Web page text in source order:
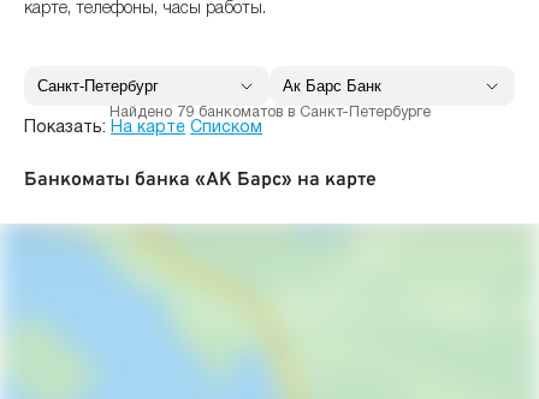
карте, телефоны, часы работы.
Найдено 79 банкоматов в Санкт-Петербурге
Показать: На карте Списком
Банкоматы банка «АК Барс» на карте